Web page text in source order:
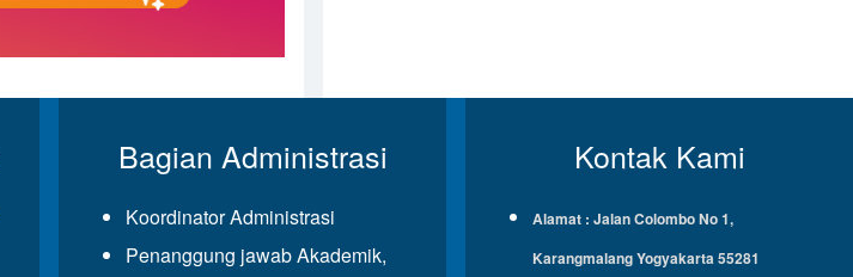
Bagian Administrasi
Koordinator Administrasi
Penanggung jawab Akademik,
Kontak Kami
Alamat : Jalan Colombo No 1,
Karangmalang Yogyakarta 55281